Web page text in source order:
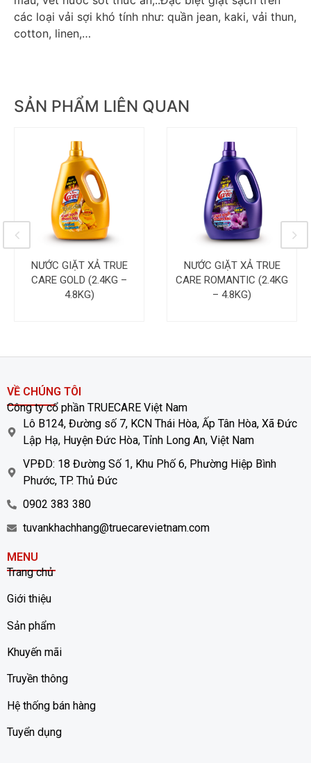
các loại vải sợi khó tính như: quần jean, kaki, vải thun,
cotton, linen,…
SẢN PHẨM LIÊN QUAN
NƯỚC GIẶT XẢ TRUE
CARE GOLD (2.4KG –
4.8KG)
NƯỚC GIẶT XẢ TRUE
CARE ROMANTIC (2.4KG
– 4.8KG)
VỀ CHÚNG TÔI
Công ty cổ phần TRUECARE Việt Nam
Lô B124, Đường số 7, KCN Thái Hòa, Ấp Tân Hòa, Xã Đức
Lập Hạ, Huyện Đức Hòa, Tỉnh Long An, Việt Nam
VPĐD: 18 Đường Số 1, Khu Phố 6, Phường Hiệp Bình
Phước, TP. Thủ Đức
0902 383 380
tuvankhachhang@truecarevietnam.com
MENU
Trang chủ
Giới thiệu
Sản phẩm
Khuyến mãi
Truyền thông
Hệ thống bán hàng
Tuyển dụng